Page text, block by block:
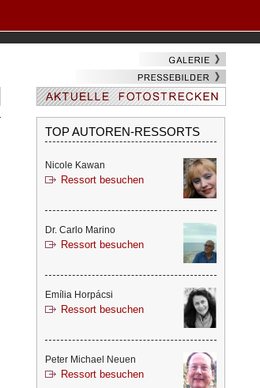
TOP AUTOREN-RESSORTS
Nicole Kawan
Ressort besuchen
Dr. Carlo Marino
Ressort besuchen
Emília Horpácsi
Ressort besuchen
Peter Michael Neuen
Ressort besuchen